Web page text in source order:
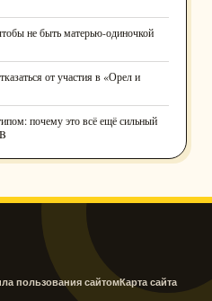
не быть матерью-одиночкой
от участия в «Орел и
почему это всё ещё сильный
пользования сайтомКарта сайта